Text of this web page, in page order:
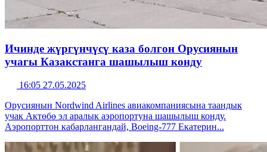
Ичинде жүргүнчүсү каза болгон Орусиянын
учагы Казакстанга шашылыш конду
16:05 27.05.2025
Орусиянын Nordwind Airlines авиакомпаниясына таандык
учак Актөбө эл аралык аэропортуна шашылыш конду.
Аэропорттон кабарлангандай, Boeing-777 Екатерин...